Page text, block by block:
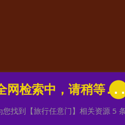
您找到【旅行任意门】相关资源5